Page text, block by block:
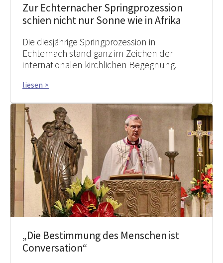
Zur Echternacher Springprozession
schien nicht nur Sonne wie in Afrika
Die diesjährige Springprozession in
Echternach stand ganz im Zeichen der
internationalen kirchlichen Begegnung.
liesen >
„Die Bestimmung des Menschen ist
Conversation“